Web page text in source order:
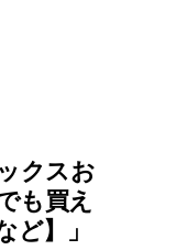
クスお
も買え
ど】」